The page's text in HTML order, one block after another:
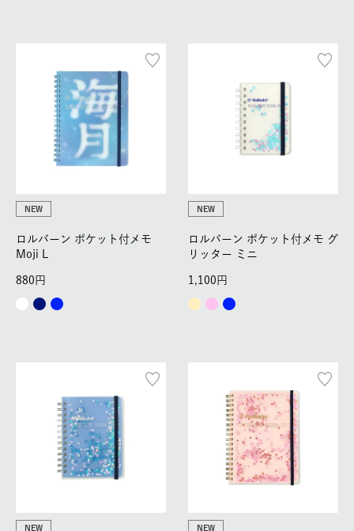
NEW
ロルバーン ポケット付メモ
Moji L
880
NEW
ロルバーン ポケット付メモ グ
リッター ミニ
1,100
NEW NEW